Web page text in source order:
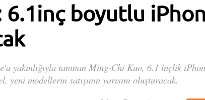
6.1inç boyutlu
yakınlığıyla tanınan Ming-Chi Kuo, 6.1 inçlik
yeni modellerin satışının yarısını oluşturacak.